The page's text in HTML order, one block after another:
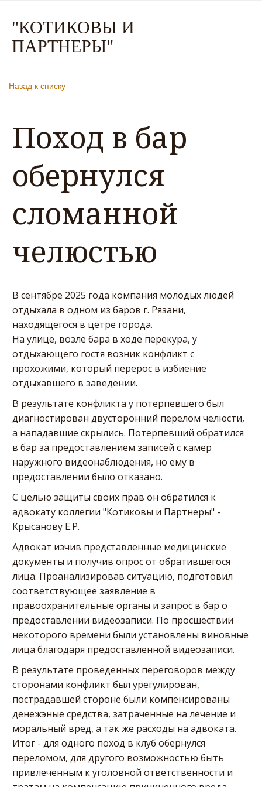
"КОТИКОВЫ И
ПАРТНЕРЫ"
Назад к списку
Поход в бар
обернулся
сломанной
челюстью
В сентябре 2025 года компания молодых людей
отдыхала в одном из баров г. Рязани,
находящегося в цетре города.
На улице, возле бара в ходе перекура, у
отдыхающего гостя возник конфликт с
прохожими, который перерос в избиение
отдыхавшего в заведении.
В результате конфликта у потерпевшего был
диагностирован двусторонний перелом челюсти,
а нападавшие скрылись. Потерпевший обратился
в бар за предоставлением записей с камер
наружного видеонаблюдения, но ему в
предоставлении было отказано.
С целью защиты своих прав он обратился к
адвокату коллегии "Котиковы и Партнеры" -
Крысанову Е.Р.
Адвокат изчив представленные медицинские
документы и получив опрос от обратившегося
лица. Проанализировав ситуацию, подготовил
соответствующее заявление в
правоохранительные органы и запрос в бар о
предоставлении видеозаписи. По просшествии
некоторого времени были установлены виновные
лица благодаря предоставленной видеозаписи.
В результате проведенных переговоров между
сторонами конфликт был урегулирован,
пострадавшей стороне были компенсированы
денежэные средства, затраченные на лечение и
моральный вред, а так же расходы на адвоката.
Итог - для одного поход в клуб обернулся
переломом, для другого возможностью быть
привлеченным к уголовной ответственности и